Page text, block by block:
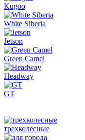
Kugoo
White Siberia
Jetson
Green Camel
Headway
GT
трехколесные